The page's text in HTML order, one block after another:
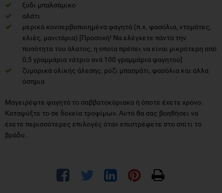
ξύδι μπαλσάμικο
αλάτι
μερικά κονσερβοποιημένα φαγητά (π.χ. φασόλια, ντομάτες,
ελιές, μανιτάρια) [Προσοχή! Να ελέγχετε πάντα την
ποσότητα του άλατος, η οποία πρέπει να είναι μικρότερη από
0,5 γραμμάρια νάτριο ανά 100 γραμμάρια φαγητού]
ζυμαρικά ολικής άλεσης, ρύζι μπασμάτι, φασόλια και άλλα
όσπρια
Μαγειρέψτε φαγητό το σαββατοκύριακο ή όποτε έχετε χρόνο.
Καταψύξτε το σε δοχεία τροφίμων. Αυτό θα σας βοηθήσει να
έχετε περισσότερες επιλογές όταν επιστρέφετε στο σπίτι το
βράδυ.